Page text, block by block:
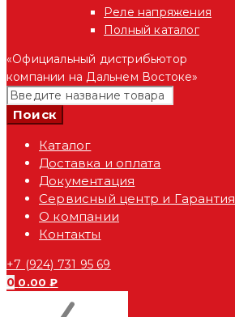
Реле напряжения
Полный каталог
«Официальный дистрибьютор
компании на Дальнем Востоке»
Каталог
Доставка и оплата
Документация
Сервисный центр и Гарантия
О компании
Контакты
+7 (924) 731 95 69
0 0.00₽